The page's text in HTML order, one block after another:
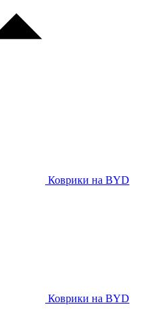
Коврики на BYD
Коврики на BYD